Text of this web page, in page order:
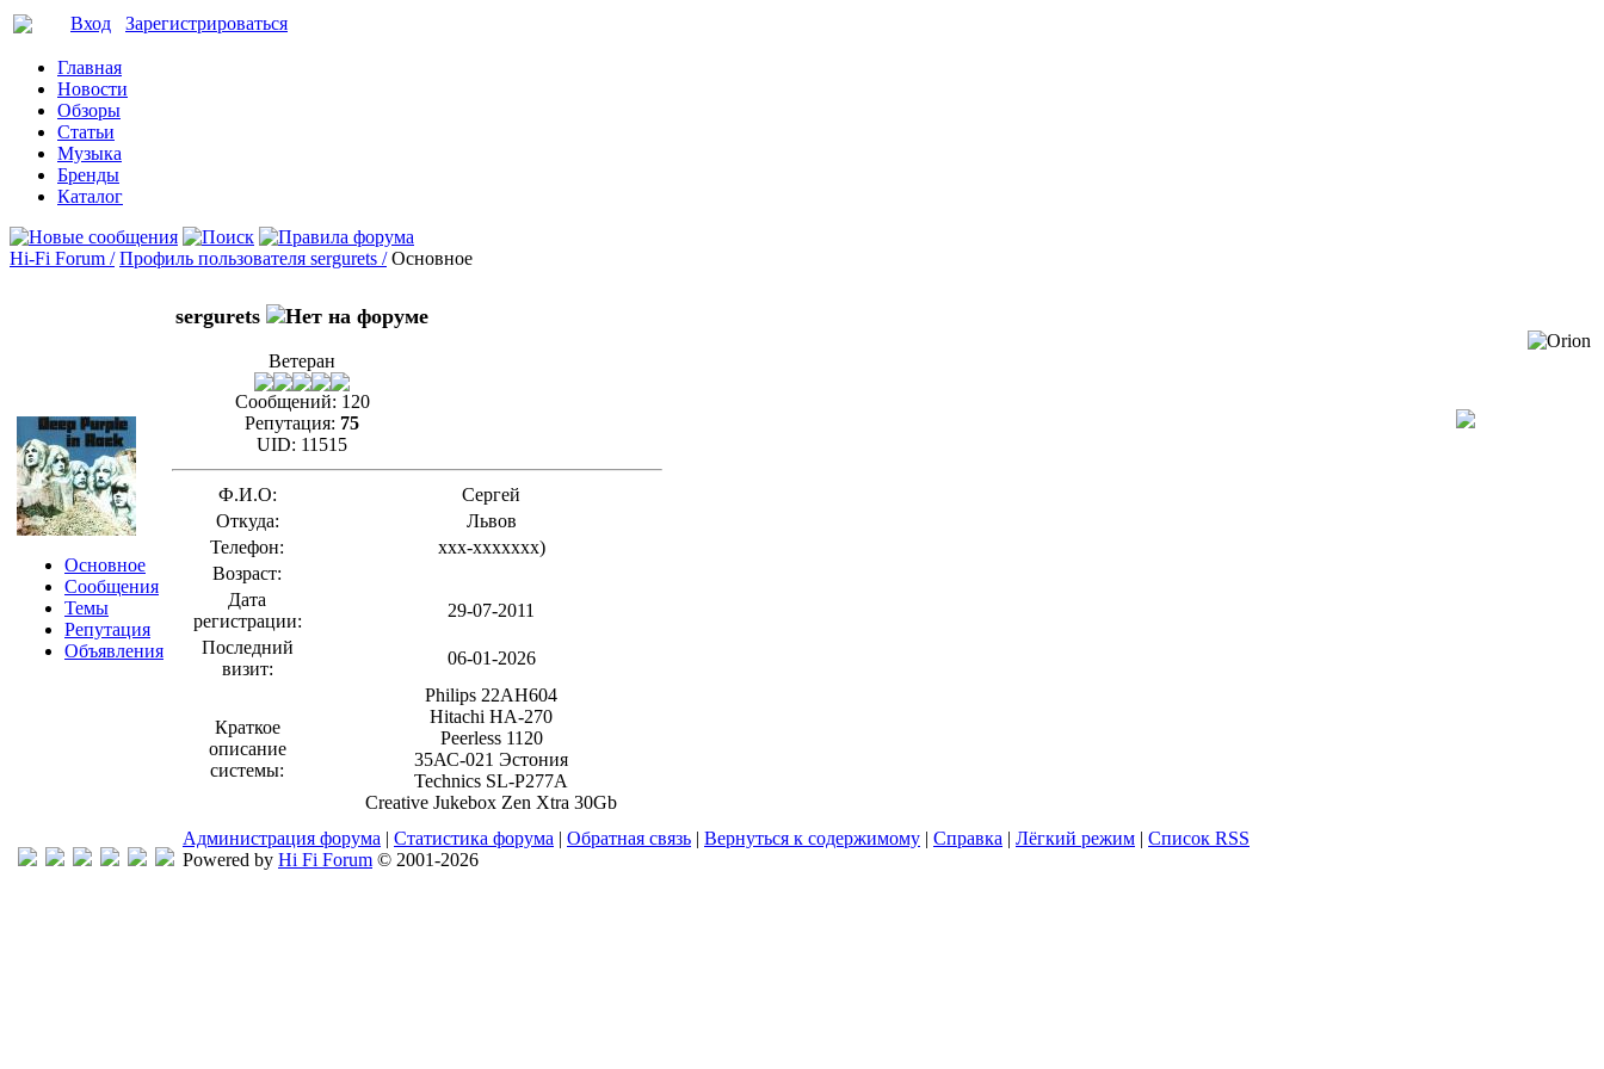
Вход Зарегистрироваться
Главная
Новости
Обзоры
Статьи
Музыка
Бренды
Каталог
Hi-Fi Forum / Профиль пользователя sergurets / Основное
Основное
Сообщения
Темы
Репутация
Объявления
sergurets
Ветеран
Сообщений: 120
Репутация: 75
UID: 11515
Ф.И.О:
Сергей
Откуда:
Львов
Телефон:
xxx-xxxxxxx)
Возраст:
Дата
регистрации:
29-07-2011
Последний
визит:
06-01-2026
Краткое
описание
системы:
Philips 22AH604
Hitachi HA-270
Peerless 1120
35АС-021 Эстония
Technics SL-P277A
Creative Jukebox Zen Xtra 30Gb
Администрация форума | Статистика форума | Обратная связь | Вернуться к содержимому | Справка | Лёгкий режим | Список RSS
Powered by Hi Fi Forum © 2001-2026